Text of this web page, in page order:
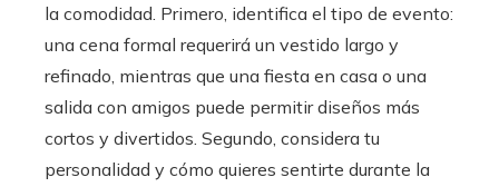
la comodidad. Primero, identifica el tipo de evento:
una cena formal requerirá un vestido largo y
refinado, mientras que una fiesta en casa o una
salida con amigos puede permitir diseños más
cortos y divertidos. Segundo, considera tu
personalidad y cómo quieres sentirte durante la